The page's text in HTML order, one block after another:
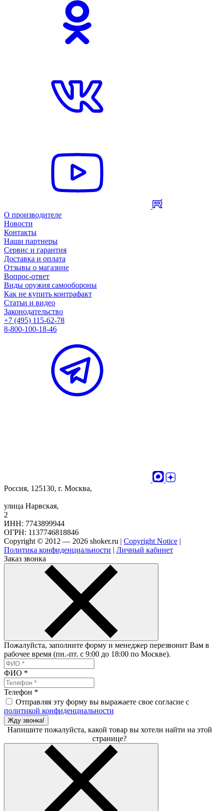
О производителе
Новости
Контакты
Наши партнеры
Сервис и гарантия
Доставка и оплата
Отзывы о магазине
Вопрос-ответ
Виды оружия самообороны
Как не купить контрафакт
Статьи и видео
Законодательство
+7 (495) 115-62-78
8-800-100-18-46
Россия, 125130, г. Москва,
улица Нарвская,
2
ИНН: 7743899944
ОГРН: 1137746818846
Copyright © 2012 — 2026 shoker.ru | Copyright Notice |
Политика конфиденциальности | Личный кабинет
Заказ звонка
Пожалуйста, заполните форму и менеджер перезвонит Вам в
рабочее время (пн.-пт. с 9:00 до 18:00 по Москве).
ФИО *
Телефон *
Отправляя эту форму вы выражаете свое согласие с
политикой конфиденциальности
Жду звонка!
Напишите пожалуйста, какой товар вы хотели найти на этой
странице?